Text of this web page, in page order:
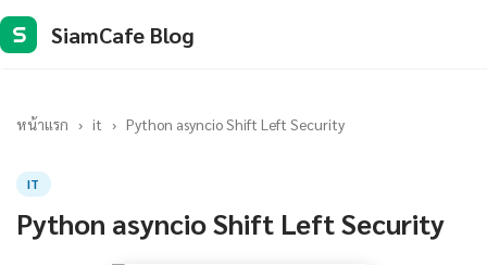
S SiamCafe Blog
หน้าแรก › it › Python asyncio Shift Left Security
IT
Python asyncio Shift Left Security